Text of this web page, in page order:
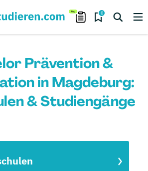
0
Prävention &
in Magdeburg:
& Studiengänge